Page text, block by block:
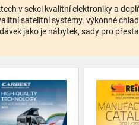
v sekci kvalitní elektroniky a
satelitní systémy. výkonné
jako je nábytek, sady pro